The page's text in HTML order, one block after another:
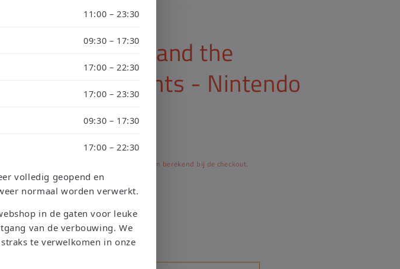
Doctor Lautrec and the
Forgotten Knights - Nintendo
worden berekend bij de checkout.
Lage voorraad: nog maar 1
Aantal
Aantal
Aantal
11:00 – 23:30
09:30 – 17:30
17:00 – 22:30
17:00 – 23:30
09:30 – 17:30
17:00 – 22:30
volledig geopend en
normaal worden verwerkt.
in de gaten voor leuke
van de verbouwing. We
te verwelkomen in onze